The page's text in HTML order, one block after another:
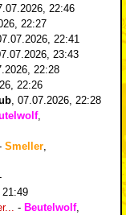
22:46
22:27
22:41
23:43
22:28
22:26
07.07.2026, 22:28
,
Smeller
- Beutelwolf,